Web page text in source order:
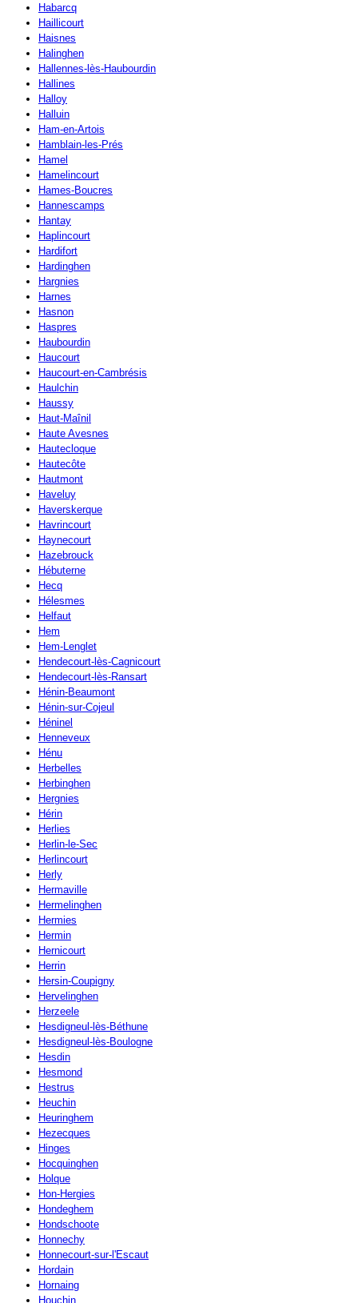
Habarcq
Haillicourt
Haisnes
Halinghen
Hallennes-lès-Haubourdin
Hallines
Halloy
Halluin
Ham-en-Artois
Hamblain-les-Prés
Hamel
Hamelincourt
Hames-Boucres
Hannescamps
Hantay
Haplincourt
Hardifort
Hardinghen
Hargnies
Harnes
Hasnon
Haspres
Haubourdin
Haucourt
Haucourt-en-Cambrésis
Haulchin
Haussy
Haut-Maînil
Haute Avesnes
Hautecloque
Hautecôte
Hautmont
Haveluy
Haverskerque
Havrincourt
Haynecourt
Hazebrouck
Hébuterne
Hecq
Hélesmes
Helfaut
Hem
Hem-Lenglet
Hendecourt-lès-Cagnicourt
Hendecourt-lès-Ransart
Hénin-Beaumont
Hénin-sur-Cojeul
Héninel
Henneveux
Hénu
Herbelles
Herbinghen
Hergnies
Hérin
Herlies
Herlin-le-Sec
Herlincourt
Herly
Hermaville
Hermelinghen
Hermies
Hermin
Hernicourt
Herrin
Hersin-Coupigny
Hervelinghen
Herzeele
Hesdigneul-lès-Béthune
Hesdigneul-lès-Boulogne
Hesdin
Hesmond
Hestrus
Heuchin
Heuringhem
Hezecques
Hinges
Hocquinghen
Holque
Hon-Hergies
Hondeghem
Hondschoote
Honnechy
Honnecourt-sur-l'Escaut
Hordain
Hornaing
Houchin